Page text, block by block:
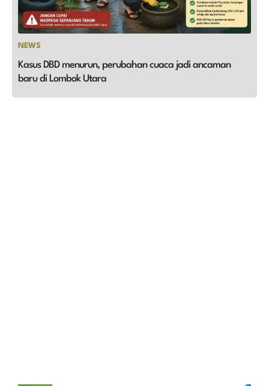
NEWS
Kasus DBD menurun, perubahan cuaca jadi ancaman
baru di Lombok Utara